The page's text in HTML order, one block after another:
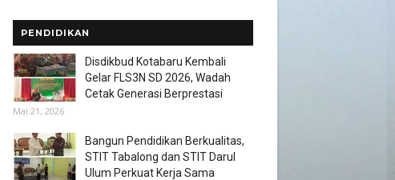
PENDIDIKAN
Disdikbud Kotabaru Kembali
Gelar FLS3N SD 2026, Wadah
Cetak Generasi Berprestasi
Mai 21, 2026
Bangun Pendidikan Berkualitas,
STIT Tabalong dan STIT Darul
Ulum Perkuat Kerja Sama